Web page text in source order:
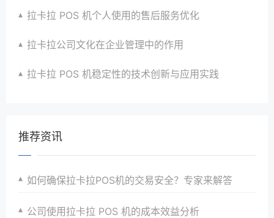
拉卡拉 POS 机个人使用的售后服务优化
拉卡拉公司文化在企业管理中的作用
拉卡拉 POS 机稳定性的技术创新与应用实践
推荐资讯
如何确保拉卡拉POS机的交易安全？专家来解答
公司使用拉卡拉 POS 机的成本效益分析